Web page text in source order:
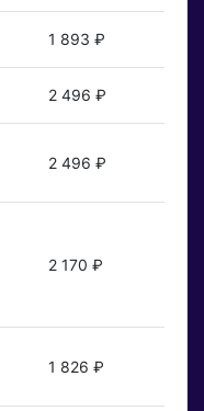
1 893 ₽
2 496 ₽
2 496 ₽
2 170 ₽
1 826 ₽